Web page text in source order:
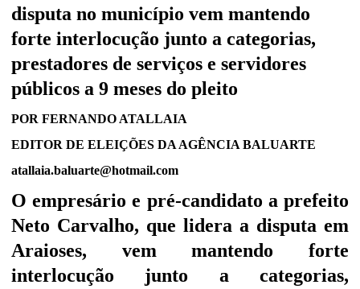
disputa no município vem mantendo
forte interlocução junto a categorias,
prestadores de serviços e servidores
públicos a 9 meses do pleito
POR FERNANDO ATALLAIA
EDITOR DE ELEIÇÕES DA AGÊNCIA BALUARTE
atallaia.baluarte@hotmail.com
O empresário e pré-candidato a prefeito
Neto Carvalho, que lidera a disputa em
Araioses, vem mantendo forte
interlocução junto a categorias,